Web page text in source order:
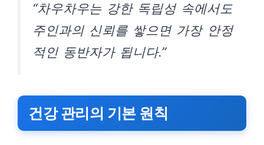
“차우차우는 강한 독립성 속에서도
주인과의 신뢰를 쌓으면 가장 안정
적인 동반자가 됩니다.”
건강 관리의 기본 원칙